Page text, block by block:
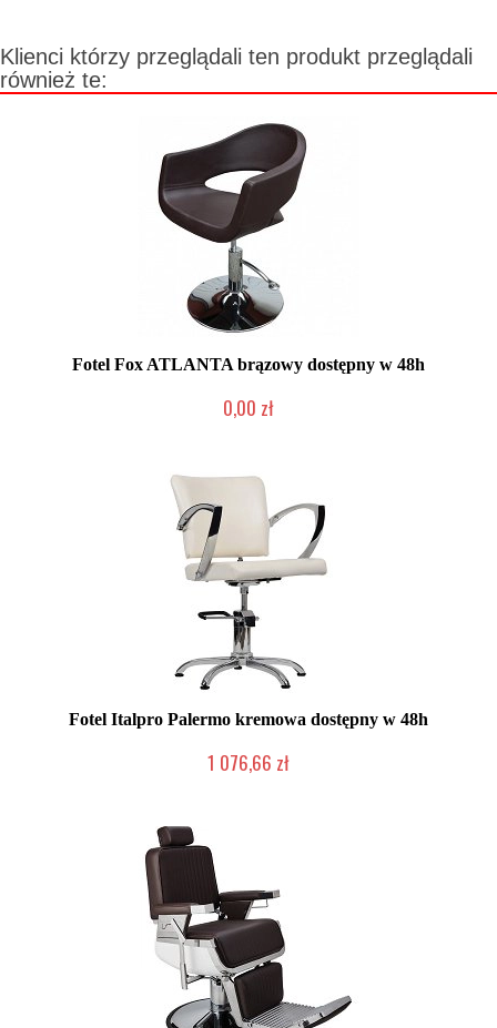
Klienci którzy przeglądali ten produkt przeglądali
również te:
Fotel Fox ATLANTA brązowy dostępny w 48h
0,00 zł
Fotel Italpro Palermo kremowa dostępny w 48h
1 076,66 zł